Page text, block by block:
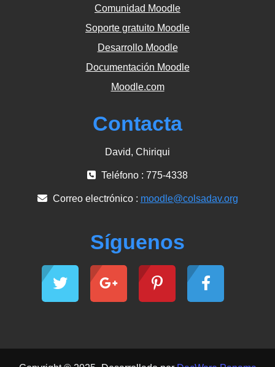
Comunidad Moodle
Soporte gratuito Moodle
Desarrollo Moodle
Documentación Moodle
Moodle.com
Contacta
David, Chiriqui
Teléfono : 775-4338
Correo electrónico : moodle@colsadav.org
Síguenos